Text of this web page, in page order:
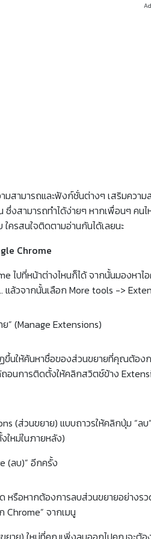
สามารถและฟังก์ชั่นต่างๆ เสริมความ
งสามารถทำได้ง่ายๆ หากเพื่อนๆ คน
ครสนใจติดตามอ่านกันได้เลยนะ
Chrome
ไปที่หน้าต่างไหนก็ได้ จากนั้นมอง
ล้วจากนั้นเลือก More tools ->
” (Manage Extensions)
ขึ้นให้ค้นหาชื่อของส่วนขยายที่คุณต้อ
อนการติดตั้งให้คลิกสวิตช์ข้าง
(ส่วนขยาย) แบบถาวรให้คลิกปุ่ม “ลบ”
ใหม่ในภายหลัง)
(ลบ)” อีกครั้ง
หรือหากต้องการลบส่วนขยายอย่างร
Chrome” จากเมนู